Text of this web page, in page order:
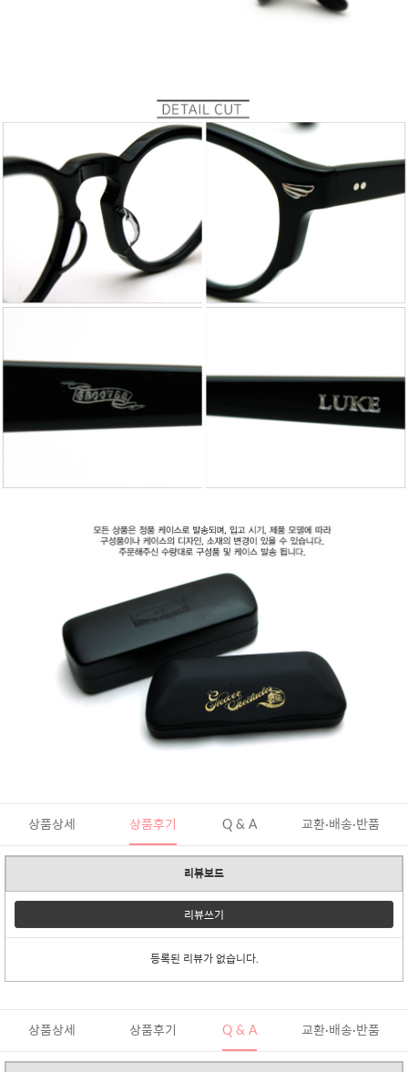
상품상세 상품후기 Q & A 교환·배송·반품
리뷰보드
리뷰쓰기
등록된 리뷰가 없습니다.
상품상세 상품후기 Q & A 교환·배송·반품